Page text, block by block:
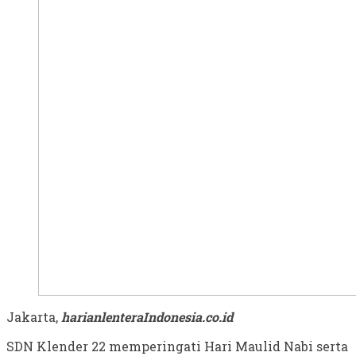
Jakarta,harianlenteraIndonesia.co.id
SDN Klender 22 memperingati Hari Maulid Nabi serta